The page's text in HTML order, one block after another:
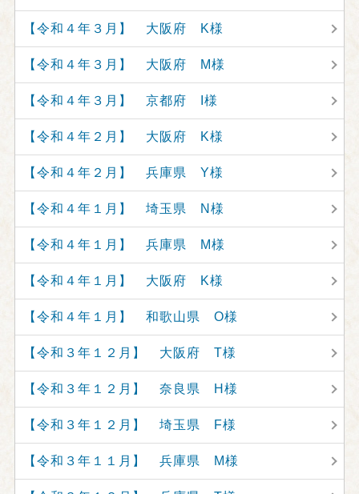
【令和４年３月】 大阪府 K様
【令和４年３月】 大阪府 M様
【令和４年３月】 京都府 I様
【令和４年２月】 大阪府 K様
【令和４年２月】 兵庫県 Y様
【令和４年１月】 埼玉県 N様
【令和４年１月】 兵庫県 M様
【令和４年１月】 大阪府 K様
【令和４年１月】 和歌山県 O様
【令和３年１２月】 大阪府 T様
【令和３年１２月】 奈良県 H様
【令和３年１２月】 埼玉県 F様
【令和３年１１月】 兵庫県 M様